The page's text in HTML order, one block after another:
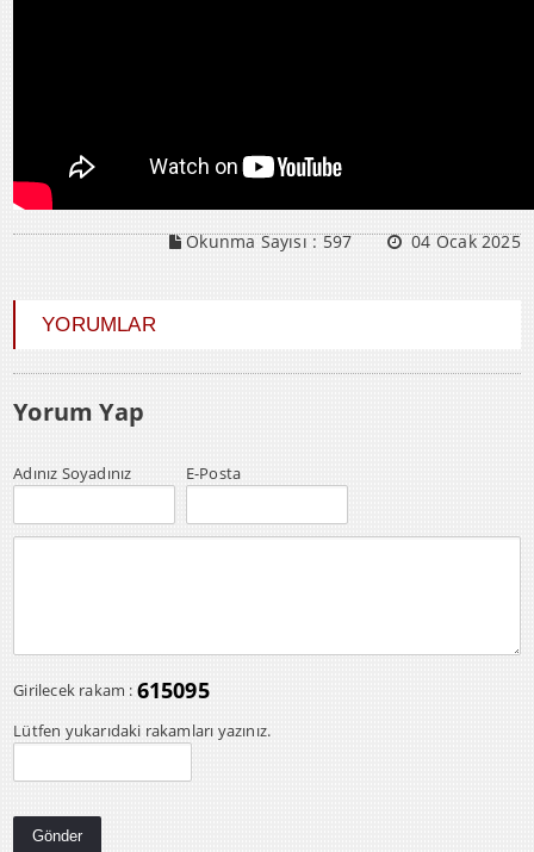
Okunma Sayısı :597 04 Ocak 2025
YORUMLAR
Yorum Yap
Adınız Soyadınız E-Posta
Girilecek rakam : 615095
Lütfen yukarıdaki rakamları yazınız.